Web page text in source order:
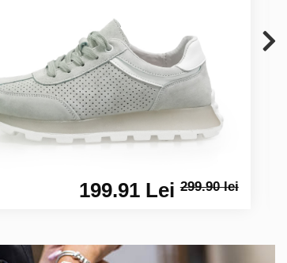
199.91 Lei299.90 lei